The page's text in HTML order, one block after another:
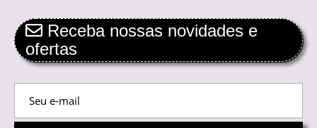
Receba nossas novidades e
ofertas